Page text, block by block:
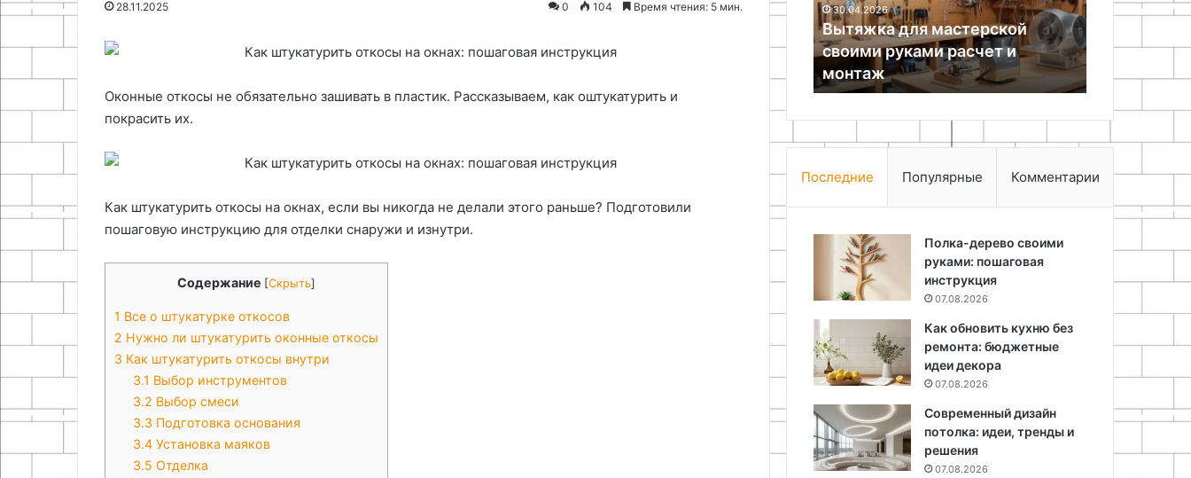
28.11.2025 0 104 Время чтения: 5 мин.
Оконные откосы не обязательно зашивать в пластик. Рассказываем, как оштукатурить и
покрасить их.
Как штукатурить откосы на окнах, если вы никогда не делали этого раньше? Подготовили
пошаговую инструкцию для отделки снаружи и изнутри.
Содержание [Скрыть]
1 Все о штукатурке откосов
2 Нужно ли штукатурить оконные откосы
3 Как штукатурить откосы внутри
3.1 Выбор инструментов
3.2 Выбор смеси
3.3 Подготовка основания
3.4 Установка маяков
3.5 Отделка
для
06.05.2026
бумажной лозы и создание
декора
Витражная роспись по стеклу и
30.04.2026
Вытяжка для мастерской
своими руками расчет и
инструкция
для
начинающих
23.07.2026
Создание украшений из
эпоксидной смолы: пошаговая
инструкция для начинающих
Последние Популярные Комментарии
Полка-дерево своими
руками: пошаговая
инструкция
07.08.2026
Как обновить кухню без
ремонта: бюджетные
идеи декора
07.08.2026
Современный дизайн
потолка: идеи, тренды и
решения
07.08.2026